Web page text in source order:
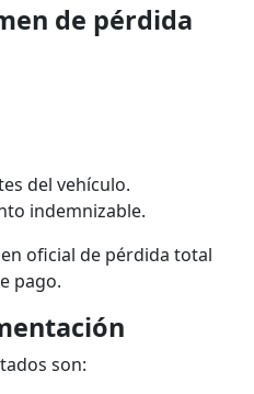
de pérdida
del vehículo.
indemnizable.
oficial de pérdida total
pago.
son: